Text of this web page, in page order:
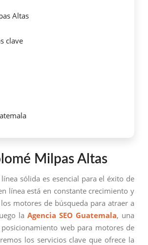
Altas
clave
Milpas Altas
sólida es esencial para el éxito de
línea está en constante crecimiento y
motores de búsqueda para atraer a
la Agencia SEO Guatemala, una
web para motores de
los servicios clave que ofrece la